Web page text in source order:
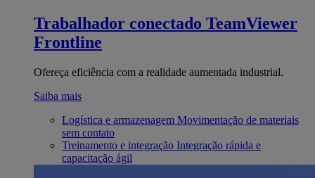
Trabalhador conectado TeamViewer
Frontline
Ofereça eficiência com a realidade aumentada industrial.
Saiba mais
Logística e armazenagem Movimentação de materiais
sem contato
Treinamento e integração Integração rápida e
capacitação ágil